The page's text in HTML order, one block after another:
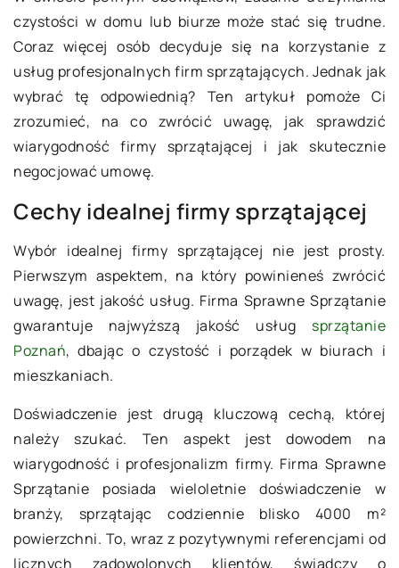
czystości w domu lub biurze może stać się trudne.
Coraz więcej osób decyduje się na korzystanie z
usług profesjonalnych firm sprzątających. Jednak jak
wybrać tę odpowiednią? Ten artykuł pomoże Ci
zrozumieć, na co zwrócić uwagę, jak sprawdzić
wiarygodność firmy sprzątającej i jak skutecznie
negocjować umowę.
Cechy idealnej firmy sprzątającej
Wybór idealnej firmy sprzątającej nie jest prosty.
Pierwszym aspektem, na który powinieneś zwrócić
uwagę, jest jakość usług. Firma Sprawne Sprzątanie
gwarantuje najwyższą jakość usług sprzątanie
Poznań, dbając o czystość i porządek w biurach i
mieszkaniach.
Doświadczenie jest drugą kluczową cechą, której
należy szukać. Ten aspekt jest dowodem na
wiarygodność i profesjonalizm firmy. Firma Sprawne
Sprzątanie posiada wieloletnie doświadczenie w
branży, sprzątając codziennie blisko 4000 m²
powierzchni. To, wraz z pozytywnymi referencjami od
licznych zadowolonych klientów, świadczy o